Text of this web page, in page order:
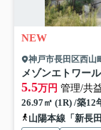
NEW
神戸市長田区西山
メゾンエトワー
5.5万円 管理/共
26.97㎡ (1R) /築12
山陽本線「新長田